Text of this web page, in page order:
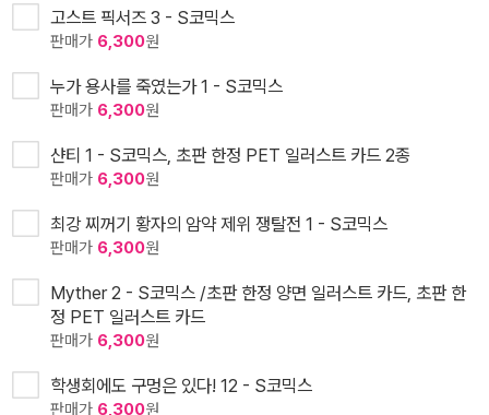
고스트 픽서즈 3 - S코믹스
판매가 6,300원
누가 용사를 죽였는가 1 - S코믹스
판매가 6,300원
샨티 1 - S코믹스, 초판 한정 PET 일러스트 카드 2종
판매가 6,300원
최강 찌꺼기 황자의 암약 제위 쟁탈전 1 - S코믹스
판매가 6,300원
Myther 2 - S코믹스 /초판 한정 양면 일러스트 카드, 초판 한
정 PET 일러스트 카드
판매가 6,300원
학생회에도 구멍은 있다! 12 - S코믹스
판매가 6,300원